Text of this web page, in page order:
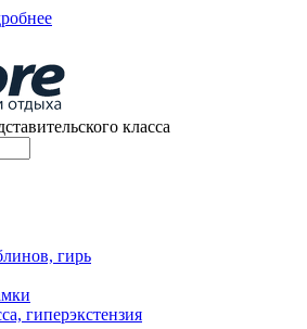
класса
гирь
гиперэкстензия